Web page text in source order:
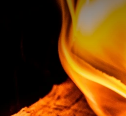
BRASEROS ET CHEMINÉES